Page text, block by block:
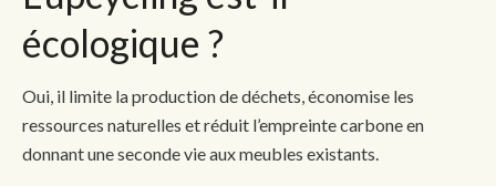
écologique ?
Oui, il limite la production de déchets, économise les
ressources naturelles et réduit l’empreinte carbone en
donnant une seconde vie aux meubles existants.